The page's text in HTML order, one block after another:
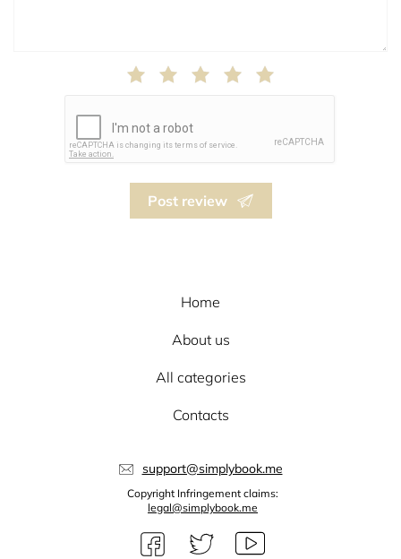
Post review
Home
About us
All categories
Contacts
support@simplybook.me
Copyright Infringement claims:
legal@simplybook.me